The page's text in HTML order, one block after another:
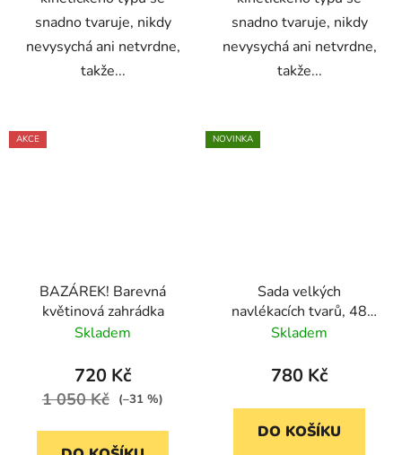
snadno tvaruje, nikdy
nevysychá ani netvrdne,
takže...
snadno tvaruje, nikdy
nevysychá ani netvrdne,
takže...
AKCE
BAZÁREK! Barevná
květinová zahrádka
Skladem
720 Kč
1 050 Kč (–31 %)
NOVINKA
Sada velkých
navlékacích tvarů, 48
kusů
Skladem
780 Kč
DO KOŠÍKU